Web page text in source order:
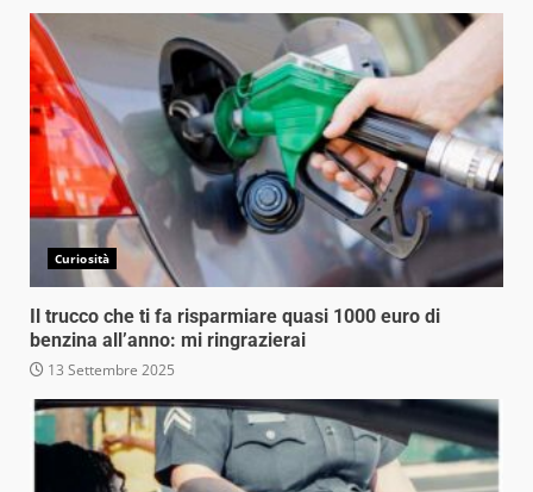
Curiosità
Il trucco che ti fa risparmiare quasi 1000 euro di
benzina all’anno: mi ringrazierai
13 Settembre 2025